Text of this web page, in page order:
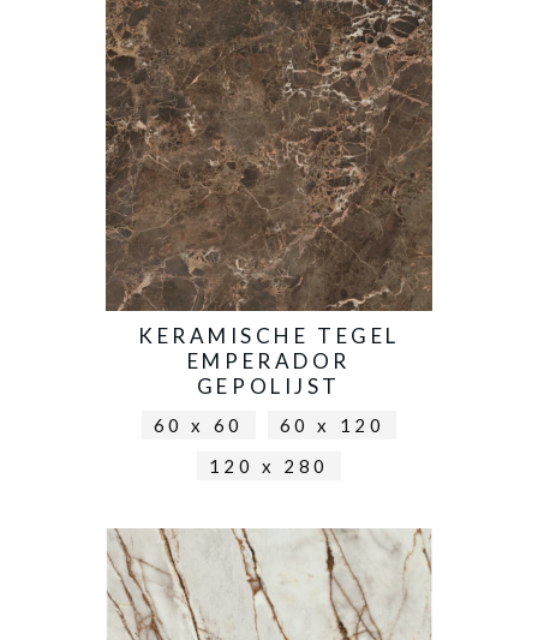
KERAMISCHE TEGEL
EMPERADOR
GEPOLIJST
60 x 60
60 x 120
120 x 280